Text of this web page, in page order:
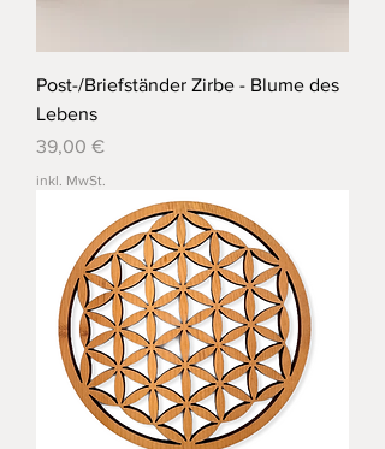
Post-/Briefständer Zirbe - Blume des
Lebens
Preis
39,00 €
inkl. MwSt.